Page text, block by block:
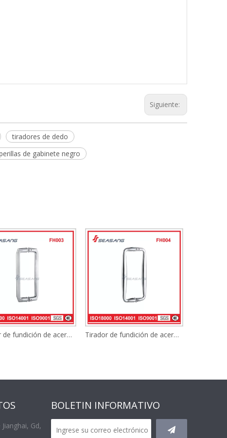
Siguiente:
tiradores de dedo
de gabinete negro
Tirador de fundición de acero inoxidable Tirador de fundición de acero inoxidable
Gd,
BOLETIN INFORMATIVO